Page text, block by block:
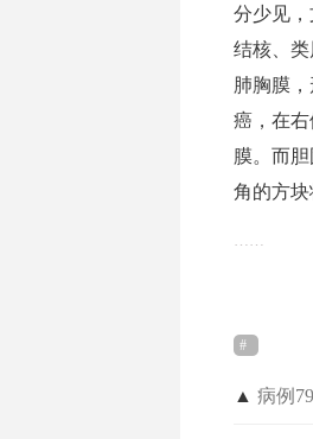
分少见
结核、
肺胸膜
癌，在
膜。而
角的方块
▲ 病例